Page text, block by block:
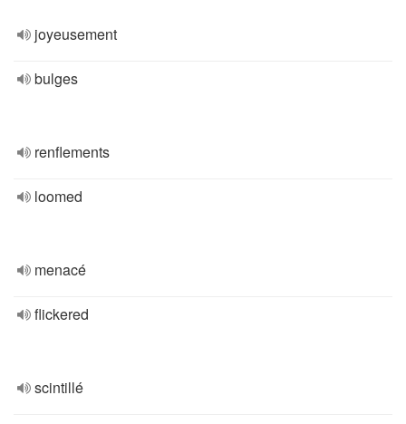
joyeusement
bulges
renflements
loomed
menacé
flickered
scintillé